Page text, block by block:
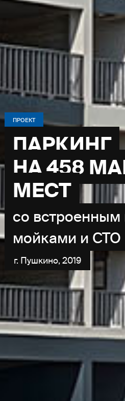
ПРОЕКТ
ПАРКИНГ
НА 458
МЕСТ
со встроенным
мойками и СТО
г. Пушкино, 2019